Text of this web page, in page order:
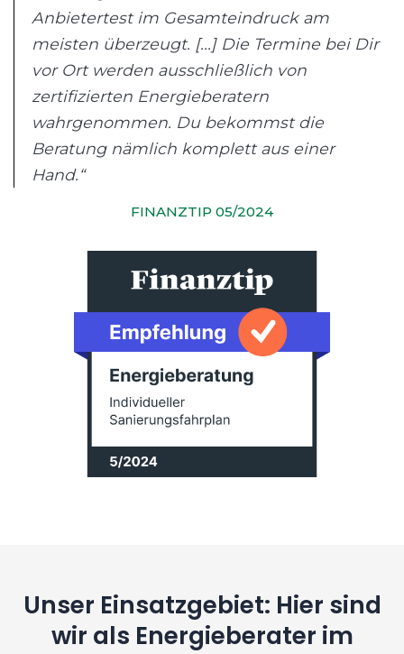
Anbietertest im Gesamteindruck am
meisten überzeugt. [...] Die Termine bei Dir
vor Ort werden ausschließlich von
zertifizierten Energieberatern
wahrgenommen. Du bekommst die
Beratung nämlich komplett aus einer
Hand.“
FINANZTIP 05/2024
Unser Einsatzgebiet: Hier sind
wir als Energieberater im